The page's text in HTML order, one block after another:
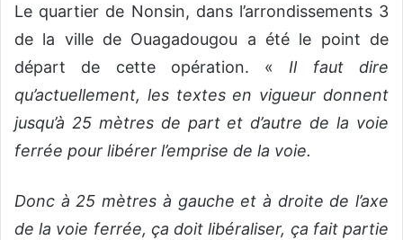
Le quartier de Nonsin, dans l’arrondissements 3
de la ville de Ouagadougou a été le point de
départ de cette opération. « Il faut dire
qu’actuellement, les textes en vigueur donnent
jusqu’à 25 mètres de part et d’autre de la voie
ferrée pour libérer l’emprise de la voie.
Donc à 25 mètres à gauche et à droite de l’axe
de la voie ferrée, ça doit libéraliser, ça fait partie